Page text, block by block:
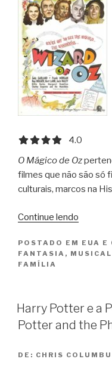
Secrets”
4.0 out of
4.0
O Mágico de Oz
filmes que não são só
culturais, marcos na
Continue lendo
de
Oz
Wizard
Oz”
POSTADO EM EUA E
FANTASIA , MUSICAL
FAMÍLIA
Harry Potter e a
Potter and the
DE: CHRIS